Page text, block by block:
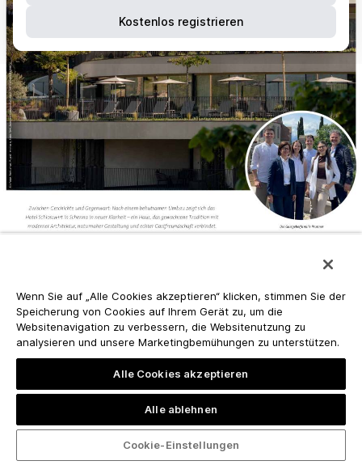
Kostenlos registrieren
Wenn Sie auf „Alle Cookies akzeptieren“ klicken, stimmen Sie der
Speicherung von Cookies auf Ihrem Gerät zu, um die
Websitenavigation zu verbessern, die Websitenutzung zu
analysieren und unsere Marketingbemühungen zu unterstützen.
Alle Cookies akzeptieren
Alle ablehnen
Cookie-Einstellungen